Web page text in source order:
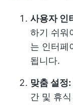
사용자 인
하기 쉬워
는 인터페
됩니다.
맞춤 설정:
간 및 휴